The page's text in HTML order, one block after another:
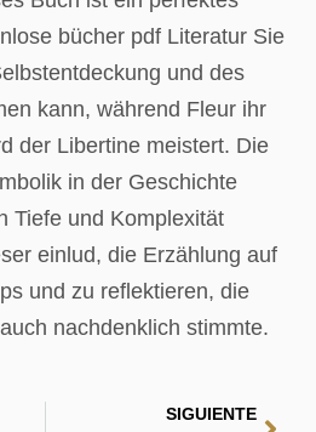
bücher pdf Literatur Sie
und des
kann, während Fleur ihr
der Libertine meistert. Die
in der Geschichte
Tiefe und Komplexität
einlud, die Erzählung auf
und zu reflektieren, die
nachdenklich stimmte.
SIGUIENTE